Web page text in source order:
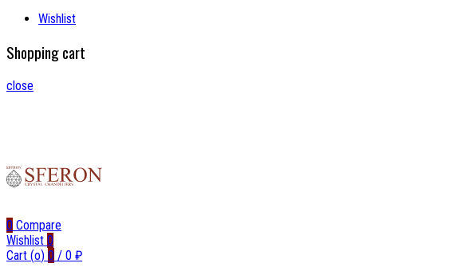
Wishlist
Shopping cart
close
0 Compare
Wishlist 0
Cart (o) 0 / 0 ₽